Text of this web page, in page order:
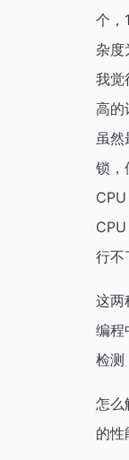
个，
杂度
我觉
高的
虽然
锁，
行不
这两
编程
检测
怎么
的性